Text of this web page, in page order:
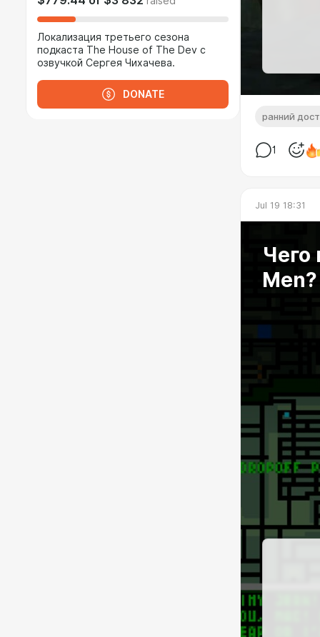
Локализация третьего сезона
подкаста The House of The Dev с
озвучкой Сергея Чихачева.
DONATE
ранний
1
Jul 19 18:31
Чего